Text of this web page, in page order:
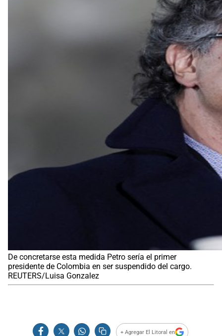
De concretarse esta medida Petro sería el primer
presidente de Colombia en ser suspendido del cargo.
REUTERS/Luisa Gonzalez
+ Agregar El Litoral en